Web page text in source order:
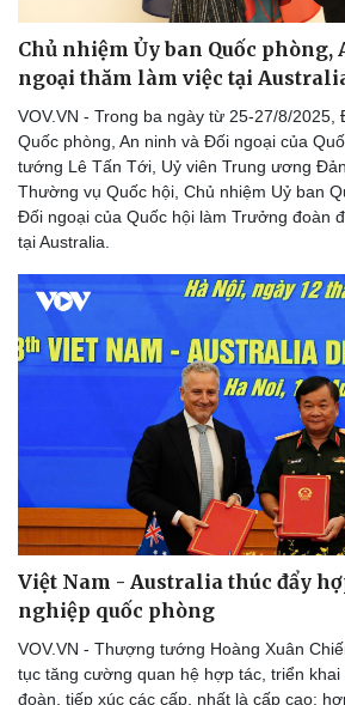
Chủ nhiệm Ủy ban Quốc
ngoại thăm làm việc tại
VOV.VN - Trong ba ngày từ 25-27/8/2025,
Quốc phòng, An ninh và Đối ngoại của
tướng Lê Tấn Tới, Uỷ viên Trung ương
Thường vụ Quốc hội, Chủ nhiệm Uỷ ban
Đối ngoại của Quốc hội làm Trưởng đoàn
tại Australia.
Việt Nam - Australia thúc đẩy
nghiệp quốc phòng
VOV.VN - Thượng tướng Hoàng Xuân
tục tăng cường quan hệ hợp tác, triển
đoàn, tiếp xúc các cấp, nhất là cấp cao;